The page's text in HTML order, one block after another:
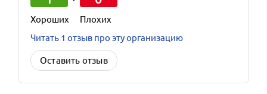
Хороших
Плохих
Читать 1 отзыв про эту организацию
Оставить отзыв